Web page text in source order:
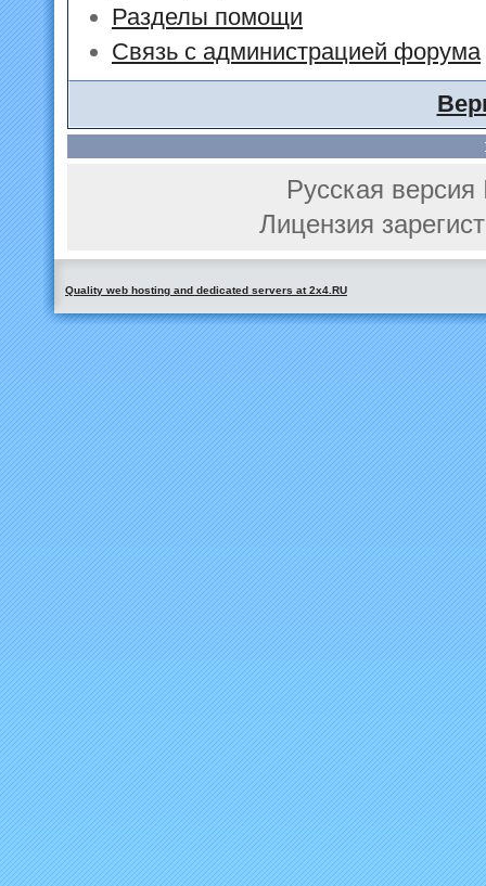
Разделы помощи
Связь с администрацией форума
Русская
Лицензия
Quality web hosting and dedicated servers at 2x4.RU